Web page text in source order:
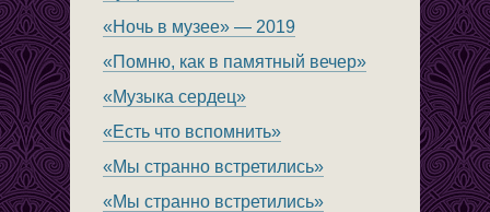
«Ночь в музее» — 2019
«Помню, как в памятный вечер»
«Музыка сердец»
«Есть что вспомнить»
«Мы странно встретились»
«Мы странно встретились»